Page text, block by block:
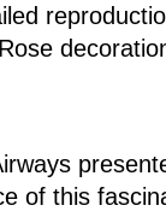
of this